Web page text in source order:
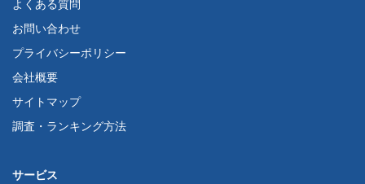
よくある質問
お問い合わせ
プライバシーポリシー
会社概要
サイトマップ
調査・ランキング方法
サービス